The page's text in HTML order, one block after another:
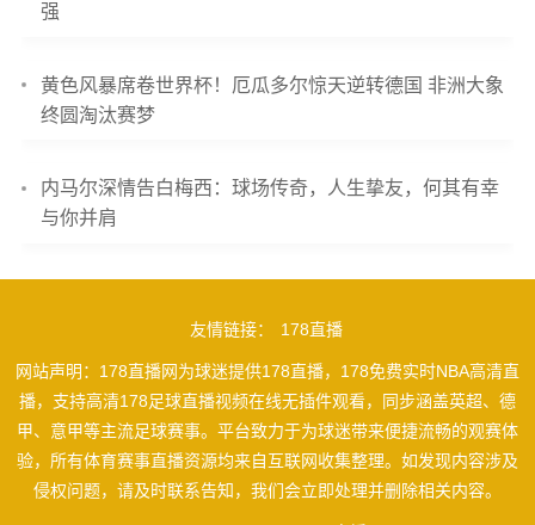
强
黄色风暴席卷世界杯！厄瓜多尔惊天逆转德国 非洲大象
终圆淘汰赛梦
内马尔深情告白梅西：球场传奇，人生挚友，何其有幸
与你并肩
友情链接： 178直播
网站声明：178直播网为球迷提供178直播，178免费实时NBA高清直
播，支持高清178足球直播视频在线无插件观看，同步涵盖英超、德
甲、意甲等主流足球赛事。平台致力于为球迷带来便捷流畅的观赛体
验，所有体育赛事直播资源均来自互联网收集整理。如发现内容涉及
侵权问题，请及时联系告知，我们会立即处理并删除相关内容。